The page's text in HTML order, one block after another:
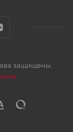
защищены.